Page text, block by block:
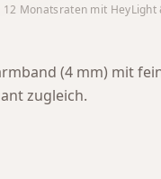
12 Monatsraten mit HeyLight
(4 mm) mit
zugleich.